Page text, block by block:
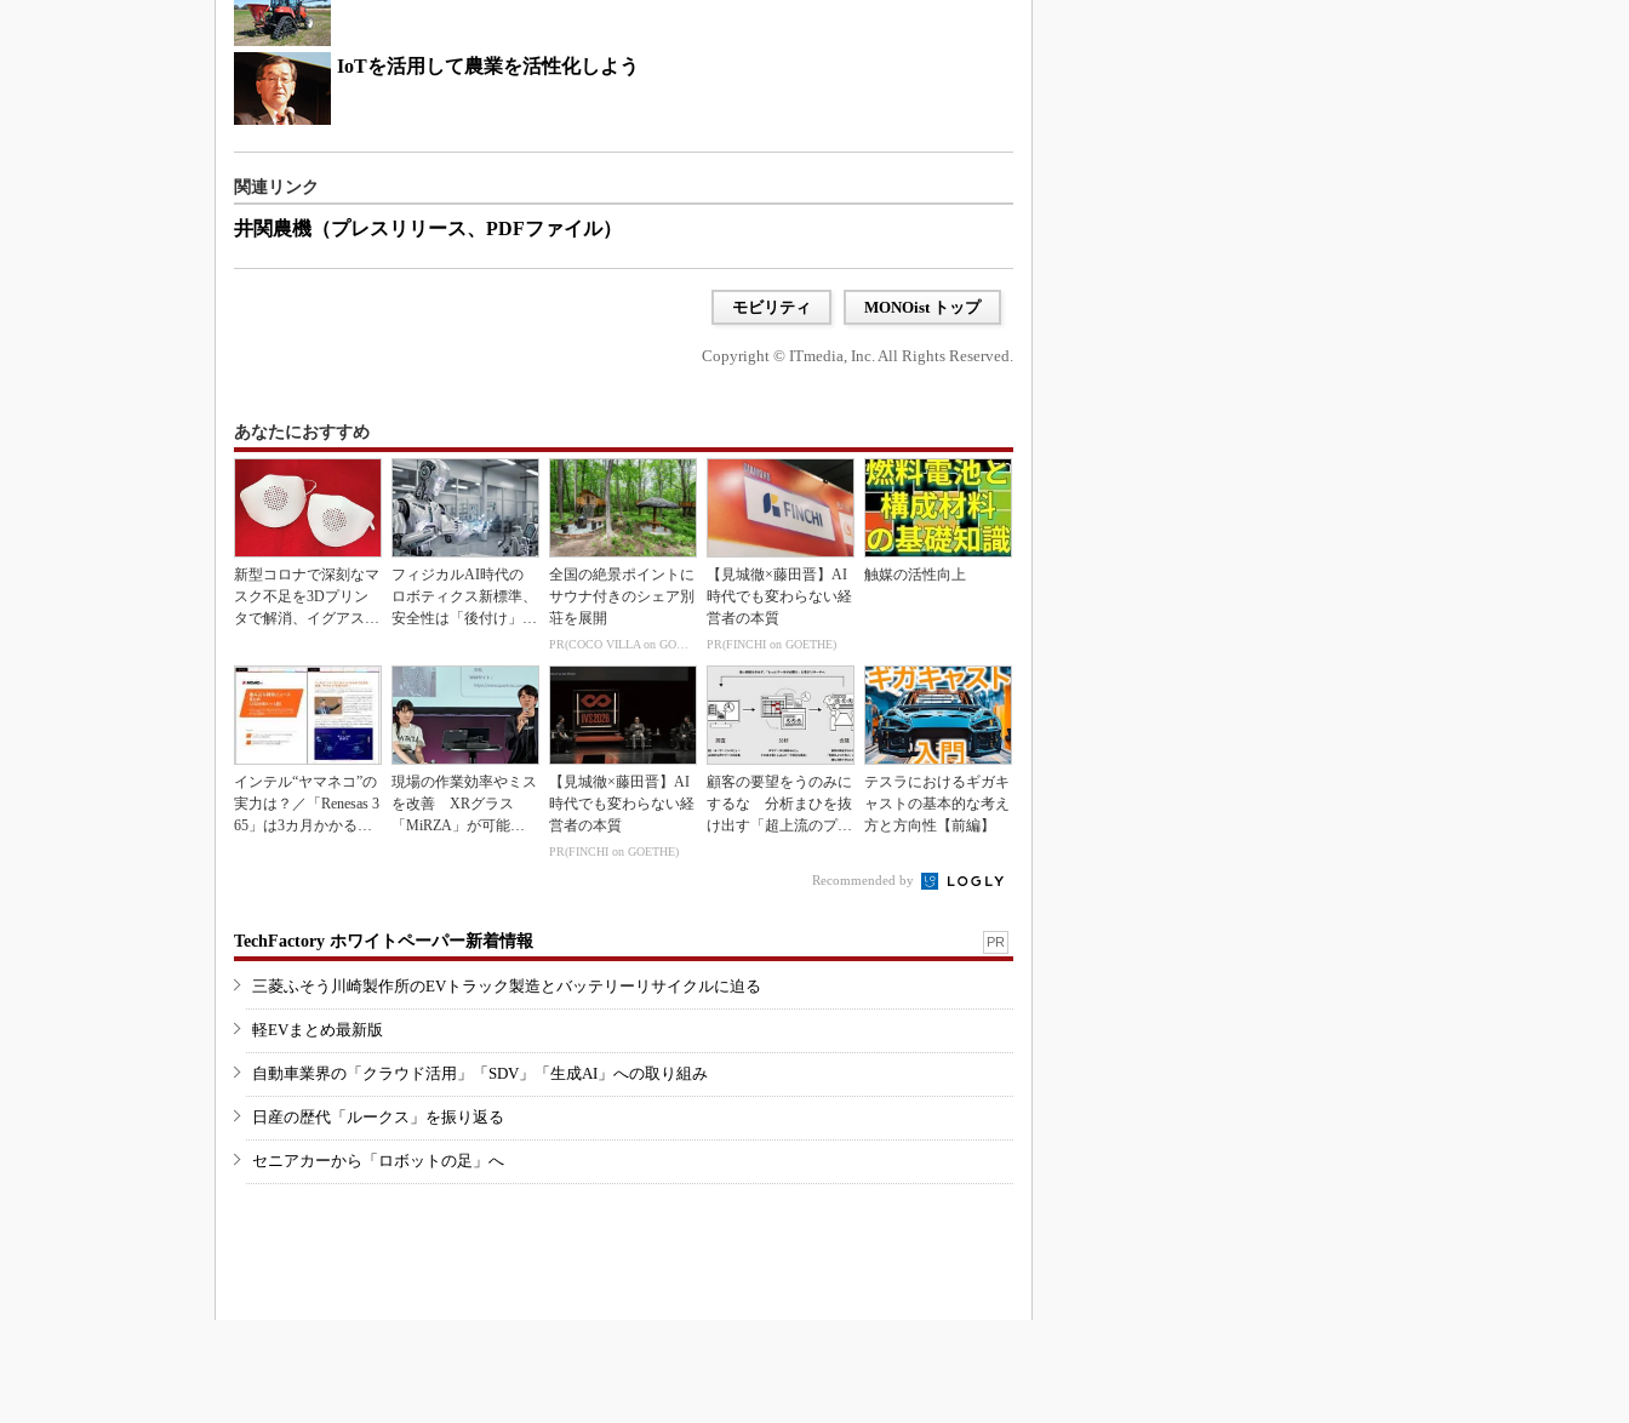
IoTを活用して農業を活性化しよう
関連リンク
井関農機（プレスリリース、PDFファイル）
モビリティ MONOist トップ
Copyright © ITmedia, Inc. All Rights Reserved.
あなたにおすすめ
新型コロナで深刻なマ
スク不足を3Dプリン
タで解消、イグアスが
フィジカルAI時代の
ロボティクス新標準、
安全性は「後付け」で
全国の絶景ポイントに
サウナ付きのシェア別
荘を展開
PR(COCO VILLA on GOETHE)
【見城徹×藤田晋】AI
時代でも変わらない経
営者の本質
PR(FINCHI on GOETHE)
触媒の活性向上
インテル“ヤマネコ”の
実力は？／「Renesas 3
65」は3カ月かかる作
現場の作業効率やミス
を改善 XRグラス
「MiRZA」が可能に
【見城徹×藤田晋】AI
時代でも変わらない経
営者の本質
PR(FINCHI on GOETHE)
顧客の要望をうのみに
するな 分析まひを抜
け出す「超上流のプロ
テスラにおけるギガキ
ャストの基本的な考え
方と方向性【前編】
Recommended by
TechFactory ホワイトペーパー新着情報 PR
三菱ふそう川崎製作所のEVトラック製造とバッテリーリサイクルに迫る
軽EVまとめ最新版
自動車業界の「クラウド活用」「SDV」「生成AI」への取り組み
日産の歴代「ルークス」を振り返る
セニアカーから「ロボットの足」へ